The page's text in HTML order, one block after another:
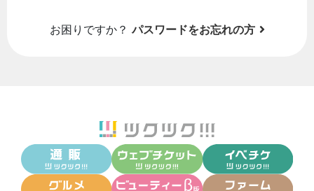
お困りですか？ パスワードをお忘れの方